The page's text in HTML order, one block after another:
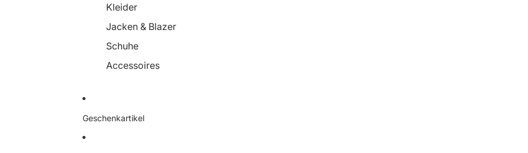
Kleider
Jacken & Blazer
Schuhe
Accessoires
Geschenkartikel